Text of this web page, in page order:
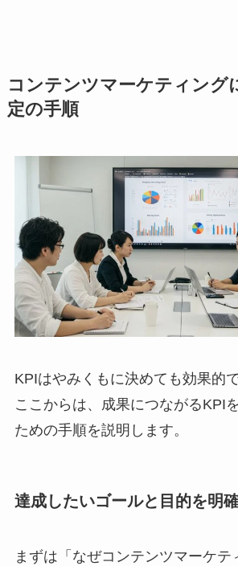
コンテンツマーケティング
定の手順
KPIはやみくもに決めても効果的
ここからは、成果につながるKPI
ための手順を説明します。
達成したいゴールと目的を明
まずは「なぜコンテンツマーケテ